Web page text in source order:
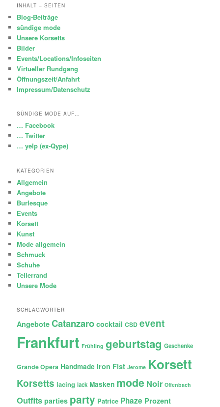
INHALT – SEITEN
Blog-Beiträge
sündige mode
Unsere Korsetts
Bilder
Events/Locations/Infoseiten
Virtueller Rundgang
Öffnungszeit/Anfahrt
Impressum/Datenschutz
SÜNDIGE MODE AUF…
… Facebook
… Twitter
… yelp (ex-Qype)
KATEGORIEN
Allgemein
Angebote
Burlesque
Events
Korsett
Kunst
Mode allgemein
Schmuck
Schuhe
Tellerrand
Unsere Mode
SCHLAGWÖRTER
Angebote Catanzaro cocktail CSD event
Frankfurt Frühling geburtstag Geschenke
Grande Opera Handmade Iron Fist Jerome Korsett
Korsetts lacing lack Masken mode Noir Offenbach
Outfits parties party Patrice Phaze Prozent